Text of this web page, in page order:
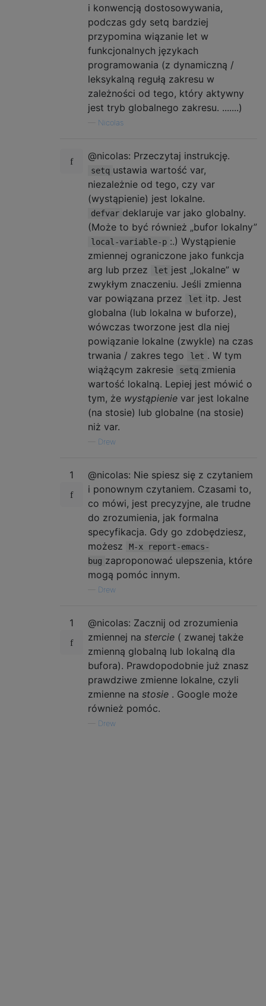
i konwencją dostosowywania,
podczas gdy setq bardziej
przypomina wiązanie let w
funkcjonalnych językach
programowania (z dynamiczną /
leksykalną regułą zakresu w
zależności od tego, który aktywny
jest tryb globalnego zakresu. .......)
Nicolas
@nicolas: Przeczytaj instrukcję.
setq ustawia wartość var,
niezależnie od tego, czy var
(wystąpienie) jest lokalne.
defvar deklaruje var jako globalny.
(Może to być również „bufor lokalny”
local-variable-p :.) Wystąpienie
zmiennej ograniczone jako funkcja
arg lub przez
let jest „lokalne” w
zwykłym znaczeniu. Jeśli zmienna
var powiązana przez
let itp. Jest
globalna (lub lokalna w buforze),
wówczas tworzone jest dla niej
powiązanie lokalne (zwykle) na czas
trwania / zakres tego
let . W tym
wiążącym zakresie
setq zmienia
wartość lokalną. Lepiej jest mówić o
tym, że wystąpienie var jest lokalne
(na stosie) lub globalne (na stosie)
niż var.
Drew
1
@nicolas: Nie spiesz się z czytaniem
i ponownym czytaniem. Czasami to,
co mówi, jest precyzyjne, ale trudne
do zrozumienia, jak formalna
specyfikacja. Gdy go zdobędziesz,
możesz
M-x report-emacs-
bug zaproponować ulepszenia, które
mogą pomóc innym.
Drew
1
@nicolas: Zacznij od zrozumienia
zmiennej na stercie ( zwanej także
zmienną globalną lub lokalną dla
bufora). Prawdopodobnie już znasz
prawdziwe zmienne lokalne, czyli
zmienne na stosie . Google może
również pomóc.
Drew